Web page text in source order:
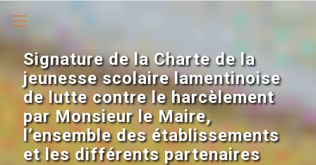
Signature de la Charte de la
jeunesse scolaire lamentinoise
de lutte contre le harcèlement
par Monsieur le Maire,
l’ensemble des établissements
et les différents partenaires